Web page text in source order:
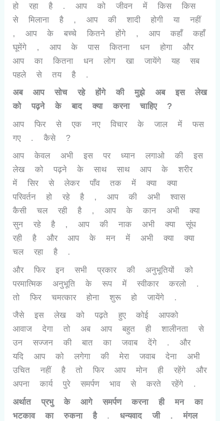
हो रहा है . आप को जीवन में किस किस
से मिलाना है , आप की शादी होगी या नहीं
, आप के बच्चे कितने होंगे , आप कहाँ कहाँ
घूमेंगे , आप के पास कितना धन होगा और
आप का कितना धन लोग खा जायेंगे यह सब
पहले से तय है .
अब आप सोच रहे होंगे की मुझे अब इस लेख
को पढ़ने के बाद क्या करना चाहिए ?
आप फिर से एक नए विचार के जाल में फस
गए . कैसे ?
आप केवल अभी इस पर ध्यान लगाओ की इस
लेख को पढ़ने के साथ साथ आप के शरीर
में सिर से लेकर पाँव तक में क्या क्या
परिवर्तन हो रहे है , आप की अभी श्वास
कैसी चल रही है , आप के कान अभी क्या
सुन रहे है , आप की नाक अभी क्या सूंघ
रही है और आप के मन में अभी क्या क्या
चल रहा है .
और फिर इन सभी प्रकार की अनुभूतियों को
परमात्मिक अनुभूति के रूप में स्वीकार करलो .
तो फिर चमत्कार होना शुरू हो जायेंगे .
जैसे इस लेख को पढ़ते हुए कोई आपको
आवाज देगा तो अब आप बहुत ही शालीनता से
उन सज्जन की बात का जवाब देंगे . और
यदि आप को लगेगा की मेरा जवाब देना अभी
उचित नहीं है तो फिर आप मोन ही रहेंगे और
अपना कार्य पुरे समर्पण भाव से करते रहेंगे .
अर्थात प्रभु के आगे समर्पण करना ही मन का
भटकाव का रुकना है.धन्यवाद जी . मंगल